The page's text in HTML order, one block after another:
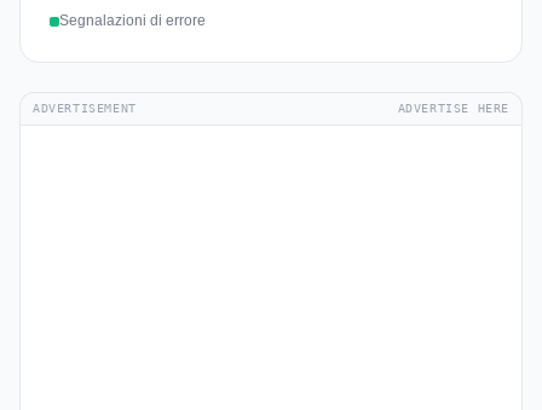
Segnalazioni di errore
ADVERTISEMENT ADVERTISE HERE